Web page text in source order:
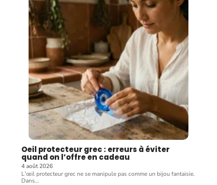
Oeil protecteur grec : erreurs à éviter
quand on l’offre en cadeau
4 août 2026
L'œil protecteur grec ne se manipule pas comme un bijou fantaisie.
Dans…